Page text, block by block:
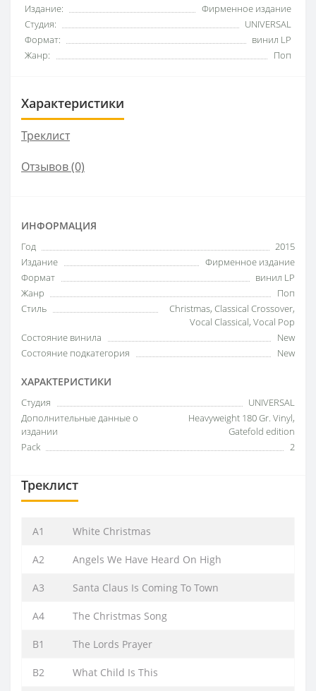
Издание:
Фирменное издание
Студия:
UNIVERSAL
Формат:
винил LP
Жанр:
Поп
Характеристики
Треклист
Отзывов (0)
ИНФОРМАЦИЯ
Год
2015
Издание
Фирменное издание
Формат
винил LP
Жанр
Поп
Стиль
Christmas, Classical Crossover,
Vocal Classical, Vocal Pop
Состояние винила
New
Состояние подкатегория
New
ХАРАКТЕРИСТИКИ
Студия
UNIVERSAL
Дополнительные данные о
издании
Heavyweight 180 Gr. Vinyl,
Gatefold edition
Pack
2
Треклист
A1 White Christmas
A2 Angels We Have Heard On High
A3 Santa Claus Is Coming To Town
A4 The Christmas Song
B1 The Lords Prayer
B2 What Child Is This